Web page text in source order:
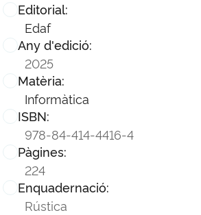
Editorial:
Edaf
Any d'edició:
2025
Matèria:
Informàtica
ISBN:
978-84-414-4416-4
Pàgines:
224
Enquadernació:
Rústica